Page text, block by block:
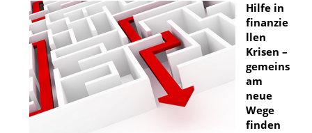
Hilfe in
finanzie
llen
Krisen –
gemeins
am
neue
Wege
finden